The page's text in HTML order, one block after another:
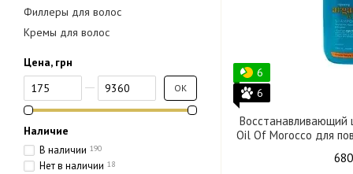
6
6
Восстанавливающий
Oil Of Morocco для
Филлеры для волос
Кремы для волос
Цена, грн
От Цена, грн
До Цена, грн OK
Наличие
В наличии 190
Нет в наличии 18